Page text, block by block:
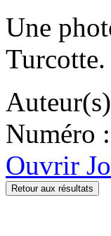
Une
Numéro
Ouvrir
Retour aux résultats